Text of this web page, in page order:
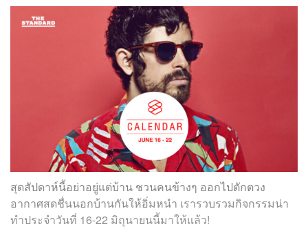
สุดสัปดาห์นี้อย่าอยู่แต่บ้าน ชวนคนข้างๆ ออกไปตักตวง
อากาศสดชื่นนอกบ้านกันให้อิ่มหนำ เรารวบรวมกิจกรรมน่า
ทำประจำวันที่ 16-22 มิถุนายนนี้มาให้แล้ว!